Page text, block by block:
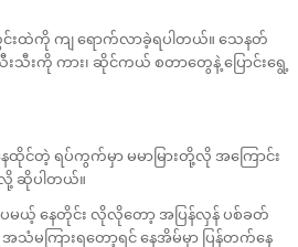
င်းထဲကို ကျ ရောက်လာခဲ့ရပါတယ်။ သေနတ်
းကို ကား၊ ဆိုင်ကယ် စတာတွေနဲ့ ပြောင်းရွေ့
နေထိုင်တဲ့ ရပ်ကွက်မှာ မမာမြားတို့လို အကြောင်း
လို့ ဆိုပါတယ်။
ေမယ့် နေတိုင်း လိုလိုတော့ အပြန်လှန် ပစ်ခတ်
သံမကြားရတော့ရင် နေအိမ်မှာ ပြန်တက်နေ